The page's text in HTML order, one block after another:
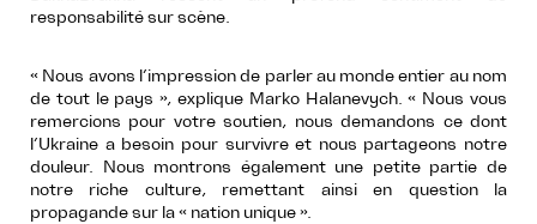
responsabilité sur scène.
« Nous avons l’impression de parler au monde entier au nom
de tout le pays », explique Marko Halanevych. « Nous vous
remercions pour votre soutien, nous demandons ce dont
l’Ukraine a besoin pour survivre et nous partageons notre
douleur. Nous montrons également une petite partie de
notre riche culture, remettant ainsi en question la
propagande sur la « nation unique ».